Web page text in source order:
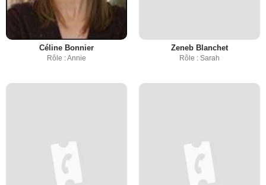
Céline Bonnier
Rôle : Annie
Zeneb Blanchet
Rôle : Sarah